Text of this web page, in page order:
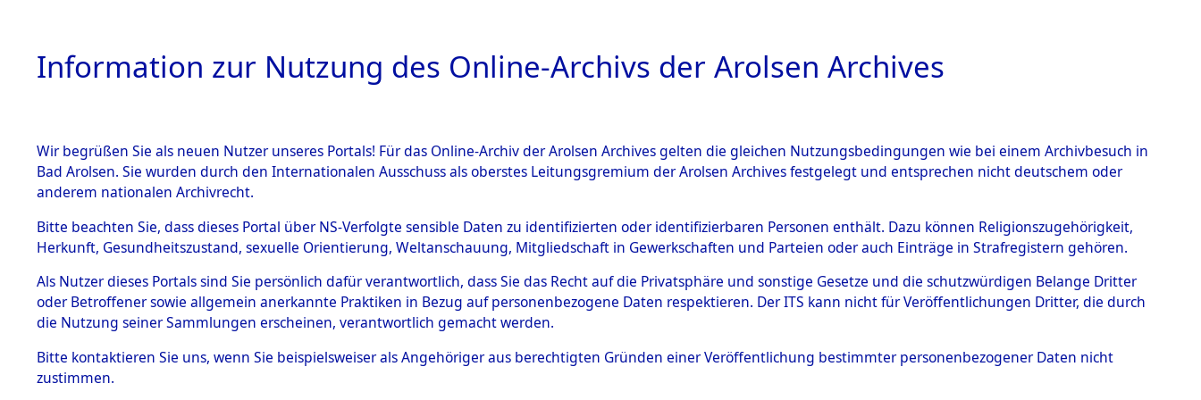
HOME BESTANDSBESCHREIBUNG PERSONENINDEX PERSON
BESTÄNDE
Inhaftierungsdoku
mente
1.2.9 Beim ITS
verwahrte
1.2.9.1
Effekten aus
5AktenfürIWANOWA, KLARODIA
IWANOWA, KLARODIA
geb. 16. Juni 1925
Land
Ukraine
Information zur Nutzung des Online-Archivs der Arolsen Archives
Wir begrüßen Sie als neuen Nutzer unseres Portals! Für das Online-Archiv der Arolsen Archives gelten die gleichen Nutzungsbedingungen wie bei einem Archivbesuch in
Bad Arolsen. Sie wurden durch den Internationalen Ausschuss als oberstes Leitungsgremium der Arolsen Archives festgelegt und entsprechen nicht deutschem oder
anderem nationalen Archivrecht.
Bitte beachten Sie, dass dieses Portal über NS-Verfolgte sensible Daten zu identifizierten oder identifizierbaren Personen enthält. Dazu können Religionszugehörigkeit,
Herkunft, Gesundheitszustand, sexuelle Orientierung, Weltanschauung, Mitgliedschaft in Gewerkschaften und Parteien oder auch Einträge in Strafregistern gehören.
Als Nutzer dieses Portals sind Sie persönlich dafür verantwortlich, dass Sie das Recht auf die Privatsphäre und sonstige Gesetze und die schutzwürdigen Belange Dritter
oder Betroffener sowie allgemein anerkannte Praktiken in Bezug auf personenbezogene Daten respektieren. Der ITS kann nicht für Veröffentlichungen Dritter, die durch
die Nutzung seiner Sammlungen erscheinen, verantwortlich gemacht werden.
Bitte kontaktieren Sie uns, wenn Sie beispielsweiser als Angehöriger aus berechtigten Gründen einer Veröffentlichung bestimmter personenbezogener Daten nicht
zustimmen.